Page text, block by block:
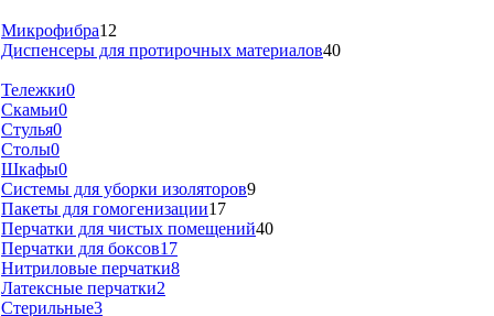
Микрофибра12
Диспенсеры для протирочных материалов40
Тележки0
Скамьи0
Стулья0
Столы0
Шкафы0
Системы для уборки изоляторов9
Пакеты для гомогенизации17
Перчатки для чистых помещений40
Перчатки для боксов17
Нитриловые перчатки8
Латексные перчатки2
Стерильные3